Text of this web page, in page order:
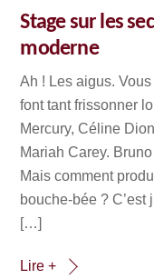
Stage sur les
moderne
Ah ! Les aigus.
font tant frissonner
Mercury, Céline
Mariah Carey.
Mais comment
bouche-bée ?
[…]
Lire +